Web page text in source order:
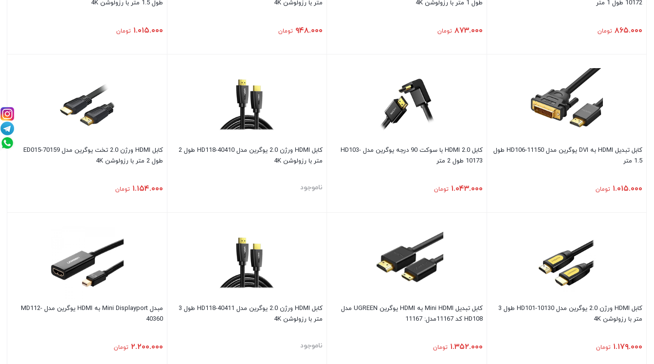
10172 طول 1 متر
۸۶۵.۰۰۰ تومان
طول 1 متر با رزولوشن 4K
۸۷۳.۰۰۰ تومان
متر با رزولوشن 4K
۹۴۸.۰۰۰ تومان
طول 1.5 متر با رزولوشن 4K
۱.۰۱۵.۰۰۰ تومان
کابل تبدیل HDMI به DVI یوگرین مدل HD106-11150 طول
1.5 متر
۱.۰۱۵.۰۰۰ تومان
کابل 2.0 HDMI با سوکت 90 درجه یوگرین مدل HD103-
10173 طول 2 متر
۱.۰۴۳.۰۰۰ تومان
کابل HDMI ورژن 2.0 یوگرین مدل HD118-40410 طول 2
متر با رزولوشن 4K
ناموجود
کابل HDMI ورژن 2.0 تخت یوگرین مدل ED015-70159
طول 2 متر با رزولوشن 4K
۱.۱۵۴.۰۰۰ تومان
کابل HDMI ورژن 2.0 یوگرین مدل HD101-10130 طول 3
متر با رزولوشن 4K
۱.۱۷۹.۰۰۰ تومان
کابل تبدیل Mini HDMI به HDMI یوگرین UGREEN مدل
HD108 کد 11167مدل: 11167
۱.۳۵۲.۰۰۰ تومان
کابل HDMI ورژن 2.0 یوگرین مدل HD118-40411 طول 3
متر با رزولوشن 4K
ناموجود
مبدل Mini Displayport به HDMI یوگرین مدل MD112-
40360
۲.۲۰۰.۰۰۰ تومان